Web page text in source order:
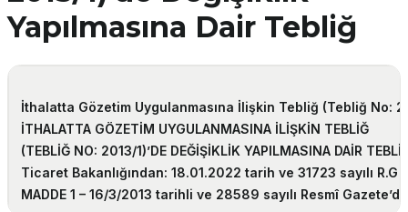
Yapılmasına Dair Tebliğ
İthalatta Gözetim Uygulanmasına İlişkin Tebliğ (Tebliğ No:
İTHALATTA GÖZETİM UYGULANMASINA İLİŞKİN TEBLİĞ
(TEBLİĞ NO: 2013/1)’DE DEĞİŞİKLİK YAPILMASINA DAİR
Ticaret Bakanlığından: 18.01.2022 tarih ve 31723 sayılı R.G
MADDE 1 –16/3/2013 tarihli ve 28589 sayılı Resmî